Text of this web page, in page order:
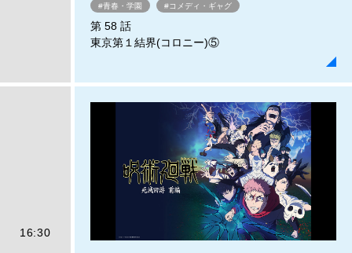
#青春・学園 #コメディ・ギャグ
第 58 話
東京第１結界(コロニー)⑤
16:30